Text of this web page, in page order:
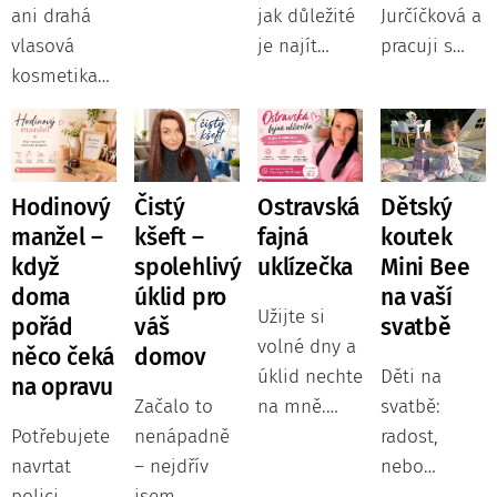
ani drahá
vlasová
kosmetika
nefunguje?
Každý den
se ve své
kadeřnické
setkávám se
ženami,
které
investují
peníze do
vlasové
kosmetiky, a
přehlídkovém
mole? Letní
škola
modelingu
v Ostravě jí
nabídne
jedinečnou
příležitost
vyzkoušet si
modelingu
pod
vedením
jak důležité
je najít
kde se dítě
cítí
bezpečně,
spokojeně a
může být
samo
Právě proto
vznikla
Little Kids
Village –
Jurčíčková a
pracuji s
chtějí věci
vidět jasněji
a přestat se
motat v
kruhu stále
stejných
situací a
problémů.
Hodinový
manžel –
když
doma
pořád
něco čeká
na opravu
Potřebujete
navrtat
Čistý
kšeft –
spolehlivý
úklid pro
váš
domov
Začalo to
nenápadně
– nejdřív
Ostravská
fajná
uklízečka
Užijte si
volné dny a
úklid nechte
na mně.
Dětský
koutek
Mini Bee
na vaší
svatbě
Děti na
svatbě:
radost,
nebo